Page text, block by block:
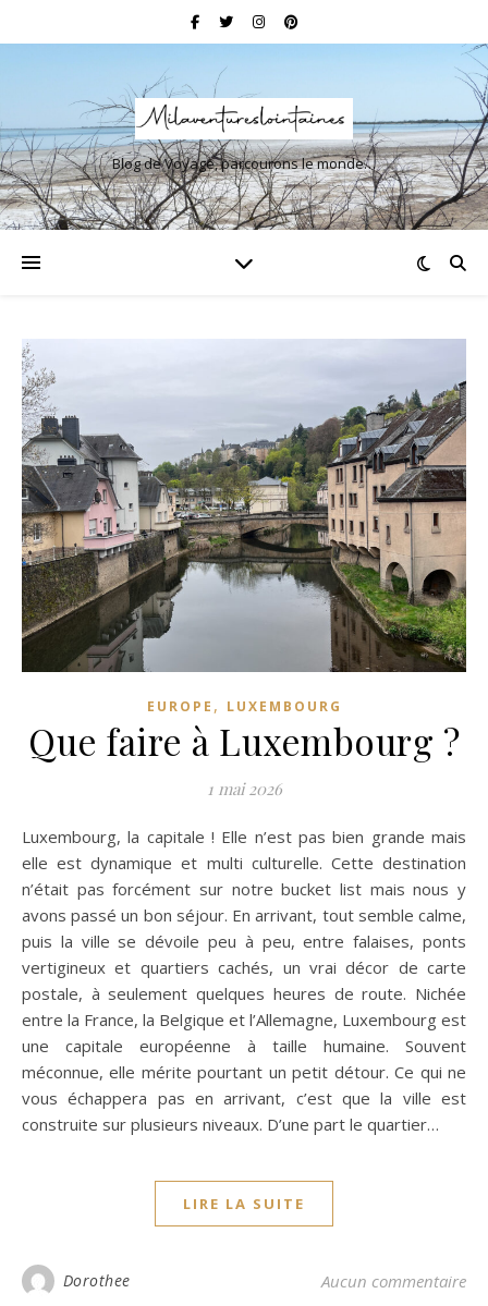
Blog de Voyage, parcourons le monde…
EUROPE , LUXEMBOURG
Que faire à Luxembourg ?
1 mai 2026
Luxembourg, la capitale ! Elle n’est pas bien grande mais
elle est dynamique et multi culturelle. Cette destination
n’était pas forcément sur notre bucket list mais nous y
avons passé un bon séjour. En arrivant, tout semble calme,
puis la ville se dévoile peu à peu, entre falaises, ponts
vertigineux et quartiers cachés, un vrai décor de carte
postale, à seulement quelques heures de route. Nichée
entre la France, la Belgique et l’Allemagne, Luxembourg est
une capitale européenne à taille humaine. Souvent
méconnue, elle mérite pourtant un petit détour. Ce qui ne
vous échappera pas en arrivant, c’est que la ville est
construite sur plusieurs niveaux. D’une part le quartier…
LIRE LA SUITE
Dorothee Aucun commentaire